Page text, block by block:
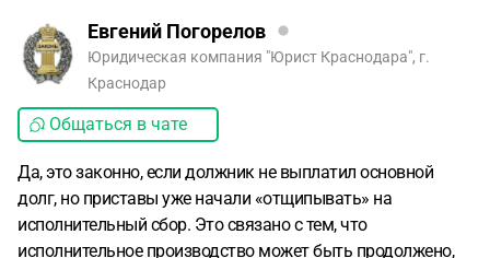
Евгений Погорелов
Юридическая компания "Юрист Краснодара", г.
Краснодар
Общаться в чате
Да, это законно, если должник не выплатил основной
долг, но приставы уже начали «отщипывать» на
исполнительный сбор. Это связано с тем, что
исполнительное производство может быть продолжено,